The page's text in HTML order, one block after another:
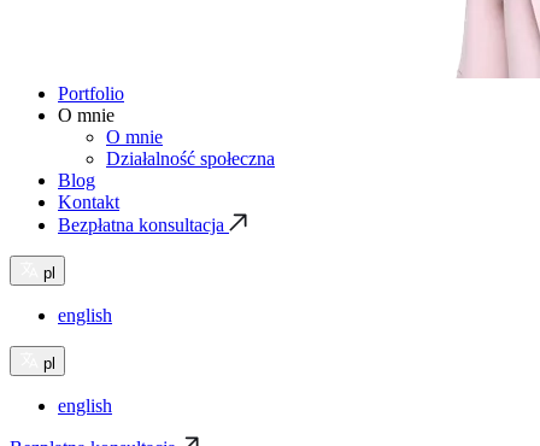
Portfolio
O mnie
O mnie
Działalność społeczna
Blog
Kontakt
Bezpłatna konsultacja
pl
english
pl
english